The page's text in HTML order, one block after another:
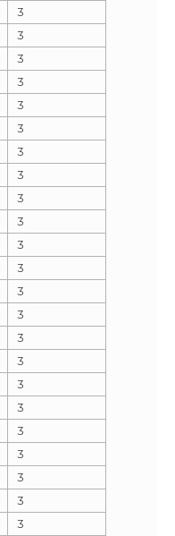
3
3
3
3
3
3
3
3
3
3
3
3
3
3
3
3
3
3
3
3
3
3
3